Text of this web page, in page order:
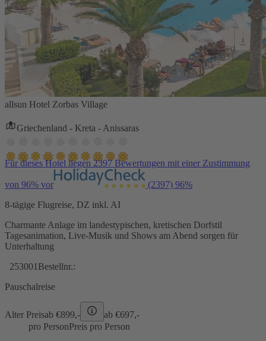
allsun Hotel Zorbas Village
Griechenland - Kreta - Anissaras
Für dieses Hotel liegen 2397 Bewertungen mit einer Zustimmung
von 96% vor (2397) 96%
8-tägige Flugreise, DZ inkl. AI
Charmante Anlage im landestypischen, kretischen Dorfstil
Tagesanimation, Live-Musik und Shows am Abend sorgen für
Unterhaltung
253001 Bestellnr.:
Pauschalreise
Alter Preisab €899,- ab €697,-
pro PersonPreis pro Person